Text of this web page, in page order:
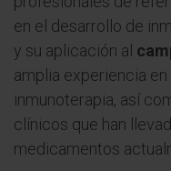
en el desarrollo de
y su aplicación al
amplia experiencia
inmunoterapia, así
clínicos que han
medicamentos